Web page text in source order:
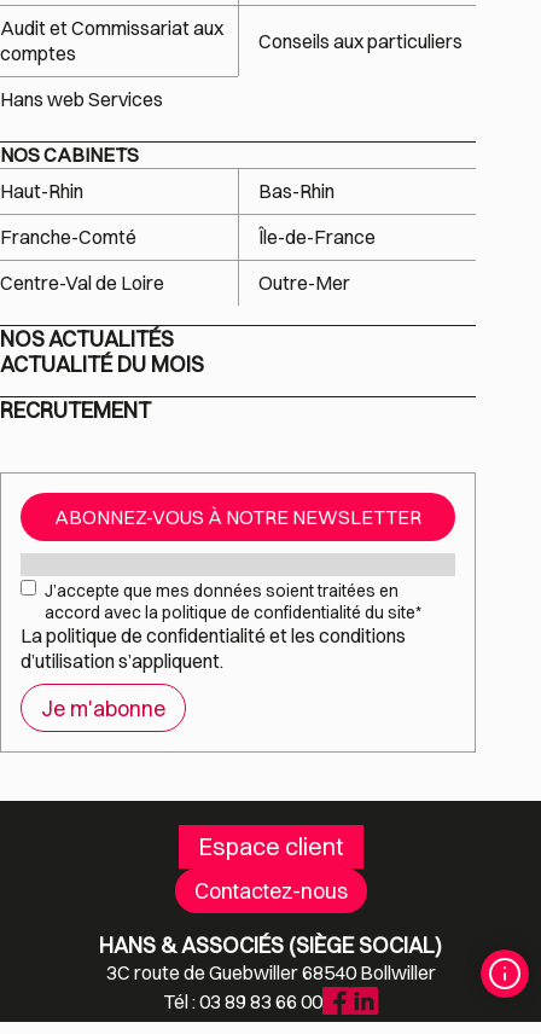
Audit et Commissariat aux
comptes
Conseils aux particuliers
Hans web Services
NOS CABINETS
Haut-Rhin
Bas-Rhin
Franche-Comté
Île-de-France
Centre-Val de Loire
Outre-Mer
NOS ACTUALITÉS
ACTUALITÉ DU MOIS
RECRUTEMENT
ABONNEZ-VOUS À NOTRE NEWSLETTER
Mail*
RGPD*
J’accepte que mes données soient traitées en
accord avec la politique de confidentialité du site*
Lapolitique de confidentialité et les conditions
d’utilisations’appliquent.
Espace client
Contactez-nous
HANS & ASSOCIÉS (SIÈGE SOCIAL)
3C route de Guebwiller 68540 Bollwiller
Tél : 03 89 83 66 00